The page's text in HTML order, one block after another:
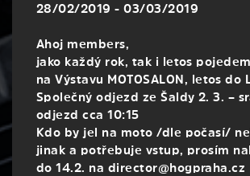
28/02/2019 - 03/03/2019
Ahoj members,
jako každý rok, tak i letos
na Výstavu MOTOSALON, letos do
Společný odjezd ze Šaldy 2. 3. –
odjezd cca 10:15
Kdo by jel na moto /dle počasí/
jinak a potřebuje vstup, prosím
do 14.2. na director@hogpraha.cz